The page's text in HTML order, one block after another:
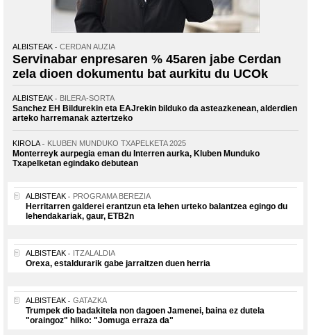
ALBISTEAK CERDAN AUZIA
Servinabar enpresaren % 45aren jabe Cerdan
zela dioen dokumentu bat aurkitu du UCOk
ALBISTEAK BILERA-SORTA
Sanchez EH Bildurekin eta EAJrekin bilduko da asteazkenean, alderdien
arteko harremanak aztertzeko
KIROLA KLUBEN MUNDUKO TXAPELKETA 2025
Monterreyk aurpegia eman du Interren aurka, Kluben Munduko
Txapelketan egindako debutean
ALBISTEAK PROGRAMA BEREZIA
Herritarren galderei erantzun eta lehen urteko balantzea egingo du
lehendakariak, gaur, ETB2n
ALBISTEAK ITZALALDIA
Orexa, estaldurarik gabe jarraitzen duen herria
ALBISTEAK GATAZKA
Trumpek dio badakitela non dagoen Jamenei, baina ez dutela
"oraingoz" hilko: "Jomuga erraza da"